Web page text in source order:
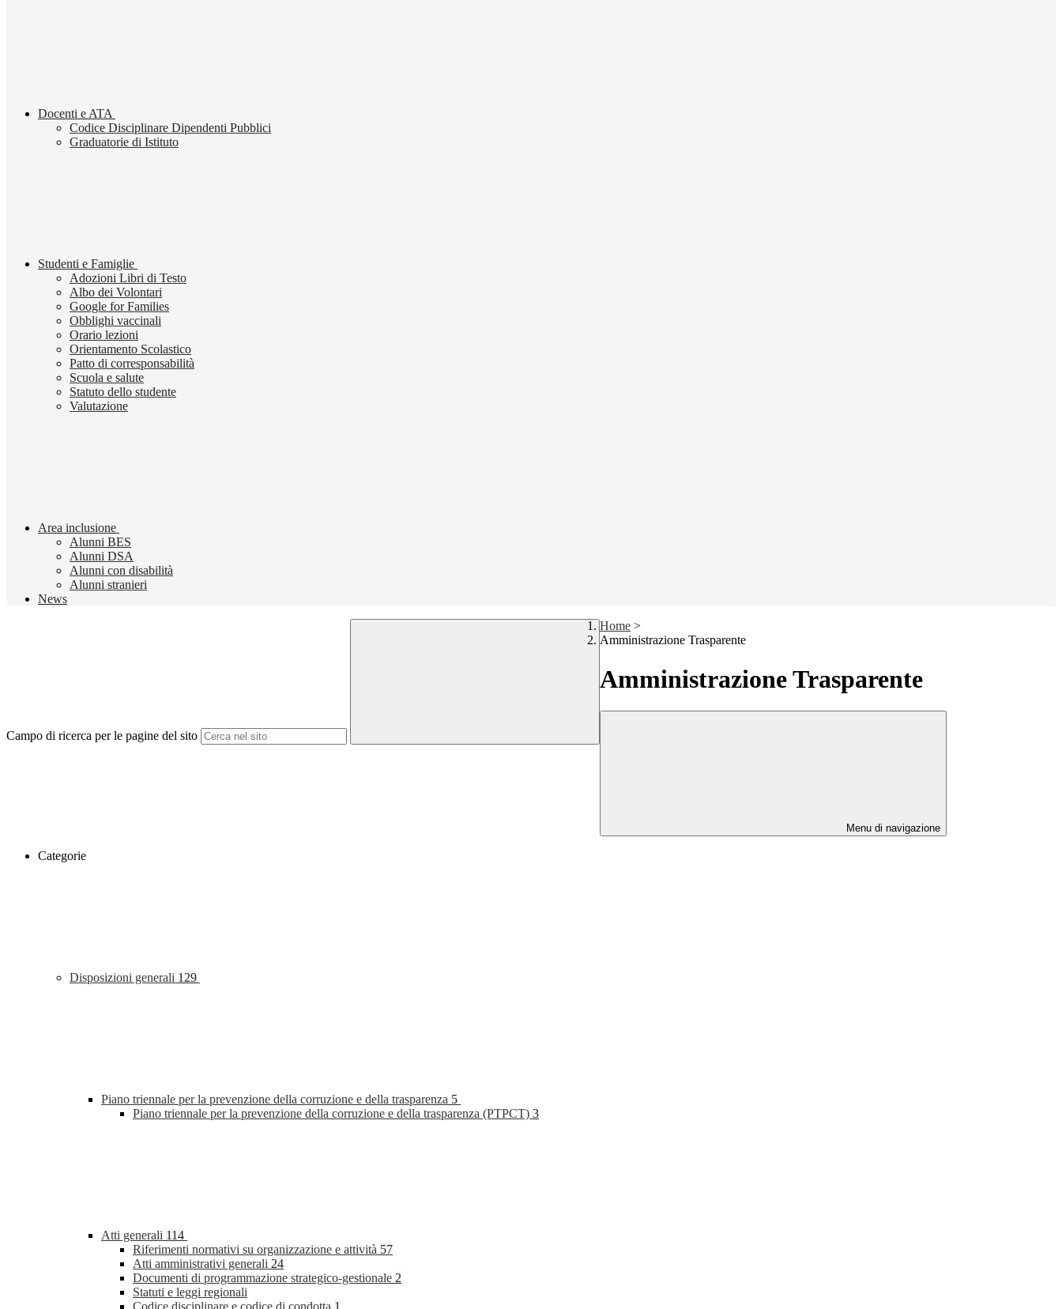
Docenti e ATA
Codice Disciplinare Dipendenti Pubblici
Graduatorie di Istituto
Studenti e Famiglie
Adozioni Libri di Testo
Albo dei Volontari
Google for Families
Obblighi vaccinali
Orario lezioni
Orientamento Scolastico
Patto di corresponsabilità
Scuola e salute
Statuto dello studente
Valutazione
Area inclusione
Alunni BES
Alunni DSA
Alunni con disabilità
Alunni stranieri
News
Campo di ricerca per le pagine del sito
Home >
Amministrazione Trasparente
Amministrazione Trasparente
Menu di navigazione
Categorie
Disposizioni generali 129
Piano triennale per la prevenzione della corruzione e della trasparenza 5
Piano triennale per la prevenzione della corruzione e della trasparenza (PTPCT) 3
Atti generali 114
Riferimenti normativi su organizzazione e attività 57
Atti amministrativi generali 24
Documenti di programmazione strategico-gestionale 2
Statuti e leggi regionali